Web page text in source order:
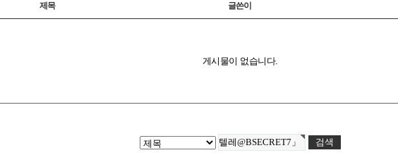
제목 글쓴이
게시물이 없습니다.